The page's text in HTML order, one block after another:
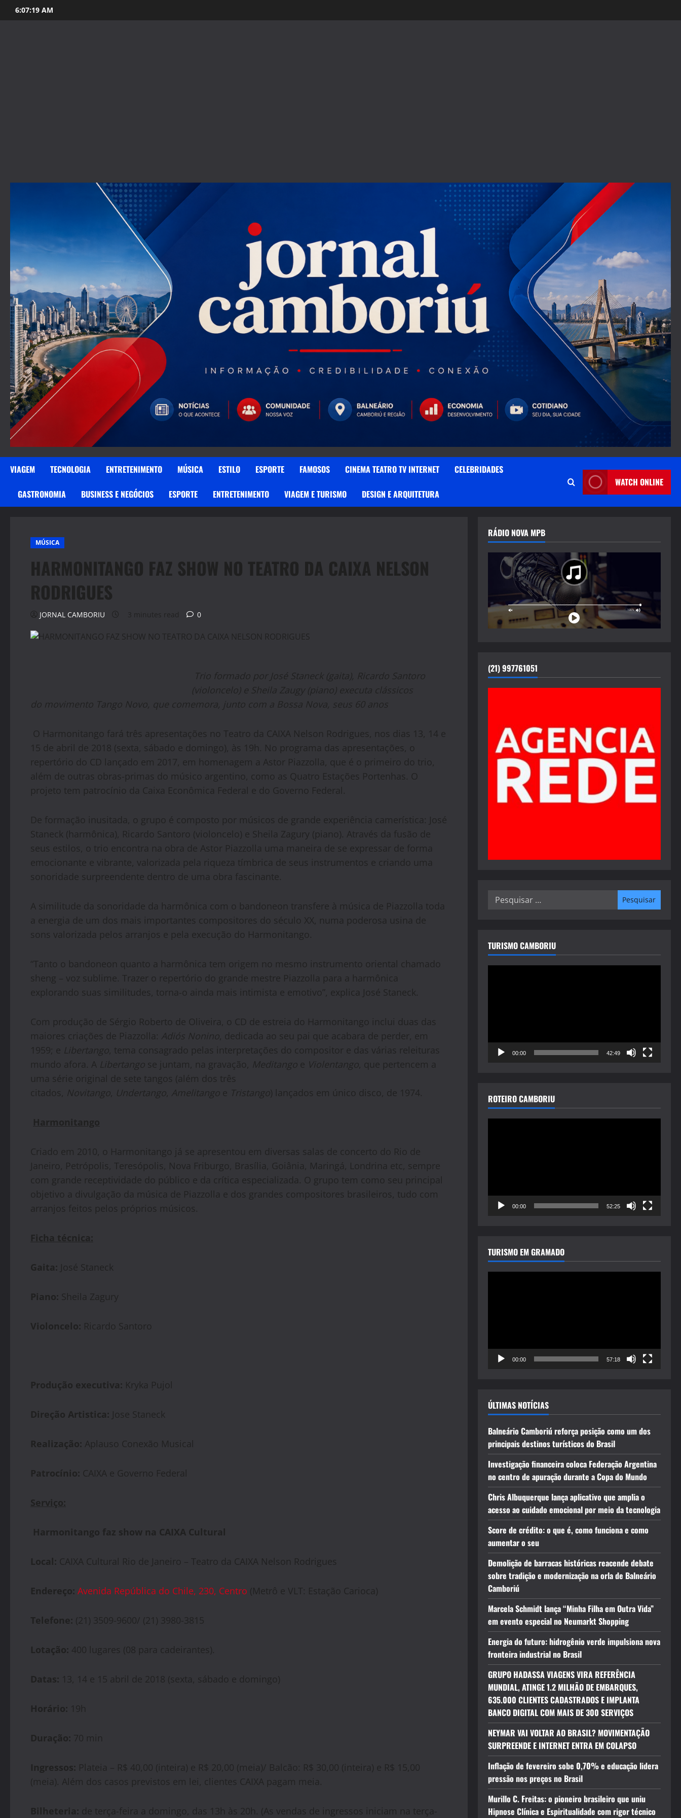
to
6:07:21 AM
VIAGEM TECNOLOGIA ENTRETENIMENTO MÚSICA ESTILO ESPORTE FAMOSOS CINEMA TEATRO TV INTERNET CELEBRIDADES
GASTRONOMIA BUSINESS E NEGÓCIOS ESPORTE ENTRETENIMENTO VIAGEM E TURISMO DESIGN E ARQUITETURA
WATCH ONLINE
MÚSICA
HARMONITANGO FAZ SHOW NO TEATRO DA CAIXA NELSON
RODRIGUES
JORNAL CAMBORIU 3 minutes read 0
Trio formado por José Staneck (gaita), Ricardo Santoro
(violoncelo) e Sheila Zaugy (piano) executa clássicos
do movimento Tango Novo, que comemora, junto com a Bossa Nova, seus 60 anos
O Harmonitango fará três apresentações no Teatro da CAIXA Nelson Rodrigues, nos dias 13, 14 e
15 de abril de 2018 (sexta, sábado e domingo), às 19h. No programa das apresentações, o
repertório do CD lançado em 2017, em homenagem a Astor Piazzolla, que é o primeiro do trio,
além de outras obras-primas do músico argentino, como as Quatro Estações Portenhas. O
projeto tem patrocínio da Caixa Econômica Federal e do Governo Federal.
De formação inusitada, o grupo é composto por músicos de grande experiência camerística: José
Staneck (harmônica), Ricardo Santoro (violoncelo) e Sheila Zagury (piano). Através da fusão de
seus estilos, o trio encontra na obra de Astor Piazzolla uma maneira de se expressar de forma
emocionante e vibrante, valorizada pela riqueza tímbrica de seus instrumentos e criando uma
sonoridade surpreendente dentro de uma obra fascinante.
A similitude da sonoridade da harmônica com o bandoneon transfere à música de Piazzolla toda
a energia de um dos mais importantes compositores do século XX, numa poderosa usina de
sons valorizada pelos arranjos e pela execução do Harmonitango.
“Tanto o bandoneon quanto a harmônica tem origem no mesmo instrumento oriental chamado
sheng – voz sublime. Trazer o repertório do grande mestre Piazzolla para a harmônica
explorando suas similitudes, torna-o ainda mais intimista e emotivo”, explica José Staneck.
Com produção de Sérgio Roberto de Oliveira, o CD de estreia do Harmonitango inclui duas das
maiores criações de Piazzolla: Adiós Nonino, dedicada ao seu pai que acabara de perder, em
1959; e Libertango, tema consagrado pelas interpretações do compositor e das várias releituras
mundo afora. A Libertango se juntam, na gravação, Meditango e Violentango, que pertencem a
uma série original de sete tangos (além dos três
citados, Novitango, Undertango, Amelitango e Tristango) lançados em único disco, de 1974.
Harmonitango
Criado em 2010, o Harmonitango já se apresentou em diversas salas de concerto do Rio de
Janeiro, Petrópolis, Teresópolis, Nova Friburgo, Brasília, Goiânia, Maringá, Londrina etc, sempre
com grande receptividade do público e da crítica especializada. O grupo tem como seu principal
objetivo a divulgação da música de Piazzolla e dos grandes compositores brasileiros, tudo com
arranjos feitos pelos próprios músicos.
Ficha técnica:
Gaita: José Staneck
Piano: Sheila Zagury
Violoncelo: Ricardo Santoro
Produção executiva: Kryka Pujol
Direção Artistica: Jose Staneck
Realização: Aplauso Conexão Musical
Patrocínio: CAIXA e Governo Federal
Serviço:
Harmonitango faz show na CAIXA Cultural
Local: CAIXA Cultural Rio de Janeiro – Teatro da CAIXA Nelson Rodrigues
Endereço: Avenida República do Chile, 230, Centro (Metrô e VLT: Estação Carioca)
Telefone: (21) 3509-9600/ (21) 3980-3815
Lotação: 400 lugares (08 para cadeirantes).
Datas: 13, 14 e 15 abril de 2018 (sexta, sábado e domingo)
Horário: 19h
Duração: 70 min
Ingressos: Plateia – R$ 40,00 (inteira) e R$ 20,00 (meia)/ Balcão: R$ 30,00 (inteira) e R$ 15,00
(meia). Além dos casos previstos em lei, clientes CAIXA pagam meia.
Bilheteria: de terça-feira a domingo, das 13h às 20h. (As vendas de ingressos iniciam na terça-
RÁDIO NOVA MPB
(21) 997761051
Pesquisar
TURISMO CAMBORIU
00:00 42:49
ROTEIRO CAMBORIU
00:00 52:25
TURISMO EM GRAMADO
00:00 57:18
ÚLTIMAS NOTÍCIAS
Balneário Camboriú reforça posição como um dos
principais destinos turísticos do Brasil
Investigação financeira coloca Federação Argentina
no centro de apuração durante a Copa do Mundo
Chris Albuquerque lança aplicativo que amplia o
acesso ao cuidado emocional por meio da tecnologia
Score de crédito: o que é, como funciona e como
aumentar o seu
Demolição de barracas históricas reacende debate
sobre tradição e modernização na orla de Balneário
Camboriú
Marcela Schmidt lança “Minha Filha em Outra Vida”
em evento especial no Neumarkt Shopping
Energia do futuro: hidrogênio verde impulsiona nova
fronteira industrial no Brasil
GRUPO HADASSA VIAGENS VIRA REFERÊNCIA
MUNDIAL, ATINGE 1.2 MILHÃO DE EMBARQUES,
635.000 CLIENTES CADASTRADOS E IMPLANTA
BANCO DIGITAL COM MAIS DE 300 SERVIÇOS
NEYMAR VAI VOLTAR AO BRASIL? MOVIMENTAÇÃO
SURPREENDE E INTERNET ENTRA EM COLAPSO
Inflação de fevereiro sobe 0,70% e educação lidera
pressão nos preços no Brasil
Murillo C. Freitas: o pioneiro brasileiro que uniu
Hipnose Clínica e Espiritualidade com rigor técnico